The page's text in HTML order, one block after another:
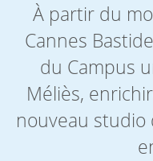
À partir du
Cannes
du Campus
Méliès,
nouveau studio